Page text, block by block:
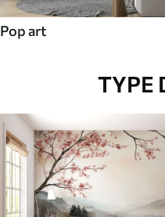
Pop art
TYPE